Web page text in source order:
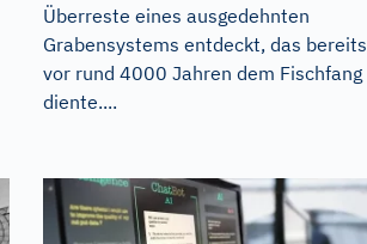
Überreste eines ausgedehnten
Grabensystems entdeckt, das bereits
vor rund 4000 Jahren dem Fischfang
diente....